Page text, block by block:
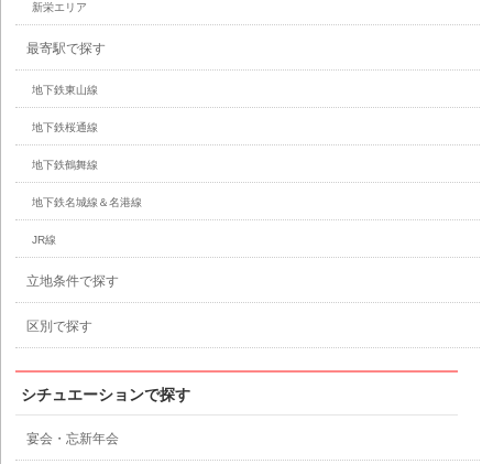
新栄エリア
最寄駅で探す
地下鉄東山線
地下鉄桜通線
地下鉄鶴舞線
地下鉄名城線＆名港線
JR線
立地条件で探す
区別で探す
シチュエーションで探す
宴会・忘新年会